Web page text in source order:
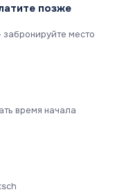
позже
забронируйте место
время начала